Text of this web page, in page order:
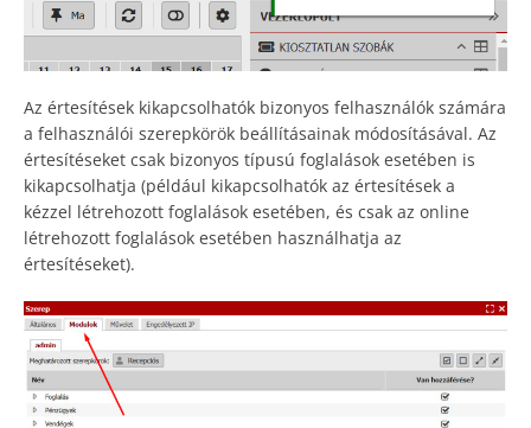
Az értesítések kikapcsolhatók bizonyos felhasználók számára
a felhasználói szerepkörök beállításainak módosításával. Az
értesítéseket csak bizonyos típusú foglalások esetében is
kikapcsolhatja (például kikapcsolhatók az értesítések a
kézzel létrehozott foglalások esetében, és csak az online
létrehozott foglalások esetében használhatja az
értesítéseket).